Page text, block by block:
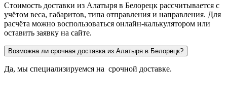
Стоимость доставки из Алатыря в Белорецк рассчитывается с
учётом веса, габаритов, типа отправления и направления. Для
расчёта можно воспользоваться онлайн-калькулятором или
оставить заявку на сайте.
Возможна ли срочная доставка из Алатыря в Белорецк?
Да, мы специализируемся на срочной доставке.